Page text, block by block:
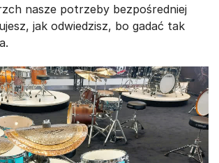
nasze potrzeby bezpośredniej
jak odwiedzisz, bo gadać tak